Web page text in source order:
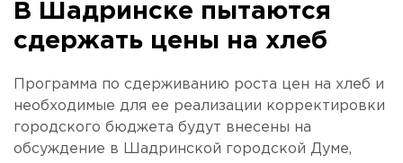
В Шадринске пытаются
сдержать цены на хлеб
Программа по сдерживанию роста цен на хлеб и
необходимые для ее реализации корректировки
городского бюджета будут внесены на
обсуждение в Шадринской городской Думе,